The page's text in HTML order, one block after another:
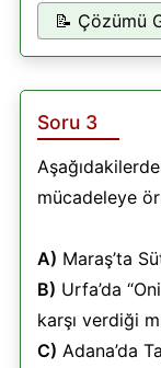
📝 Çözümü
Soru 3
mücadeleye
A) Maraş’ta
B) Urfa’da
karşı verdiği
C) Adana’da